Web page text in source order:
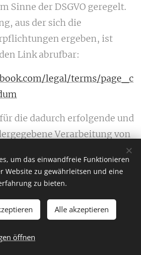
Sinne der DSGVO geregelt.
aus der sich die
ergeben, ist
Link abrufbar:
legal/terms/page_c
die dadurch erfolgende und
Verarbeitung von
Interesse besteht an
sowie dem
unserer Produkte und
auch eine Einwilligung
um das einwandfreie Funktionieren
Website zu gewährleitsen und eine
zu bieten.
Alle akzeptieren
öffnen